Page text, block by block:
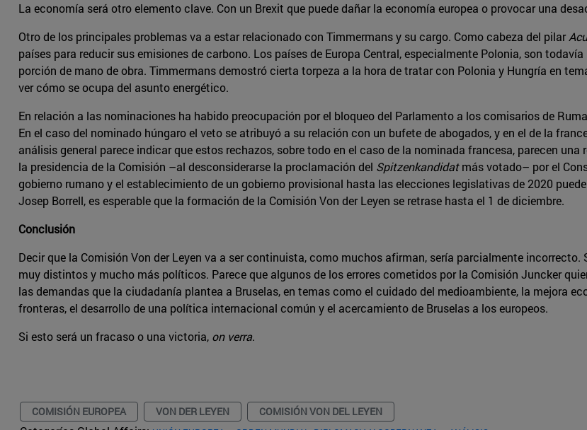
La economía será otro elemento clave. Con un Brexit que puede dañar la economía europea o provocar una
Otro de los principales problemas va a estar relacionado con Timmermans y su cargo. Como cabeza del pilar
países para reducir sus emisiones de carbono. Los países de Europa Central, especialmente Polonia, son
porción de mano de obra. Timmermans demostró cierta torpeza a la hora de tratar con Polonia y Hungría en
ver cómo se ocupa del asunto energético.
En relación a las nominaciones ha habido preocupación por el bloqueo del Parlamento a los comisarios de
En el caso del nominado húngaro el veto se atribuyó a su relación con un bufete de abogados, y en el de la
análisis general parece indicar que estos rechazos, sobre todo en el caso de la nominada francesa, parecen
la presidencia de la Comisión –al desconsiderarse la proclamación del Spitzenkandidatmás votado– por el
gobierno rumano y el establecimiento de un gobierno provisional hasta las elecciones legislativas de 2020
Josep Borrell, es esperable que la formación de la Comisión Von der Leyen se retrase hasta el 1 de diciembre.
Conclusión
Decir que la Comisión Von der Leyen va a ser continuista, como muchos afirman, sería parcialmente
muy distintos y mucho más políticos. Parece que algunos de los errores cometidos por la Comisión Juncker
las demandas que la ciudadanía plantea a Bruselas, en temas como el cuidado del medioambiente, la mejora
fronteras, el desarrollo de una política internacional común y el acercamiento de Bruselas a los europeos.
Si esto será un fracaso o una victoria, on verra.
COMISIÓN EUROPEA VON DER LEYEN COMISIÓN VON DEL LEYEN